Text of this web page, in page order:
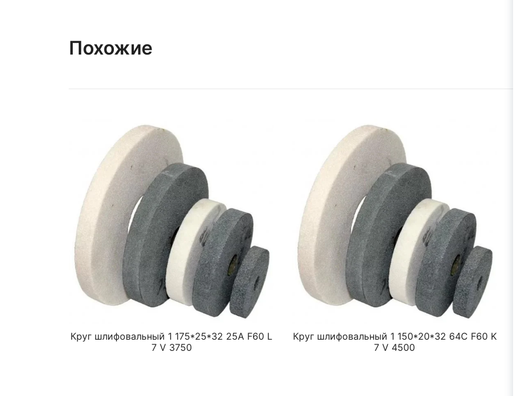
Похожие
Круг шлифовальный 1 175*25*32 25A F60 L
7 V 3750
Круг шлифовальный 1 150*20*32 64C F60 K
7 V 4500